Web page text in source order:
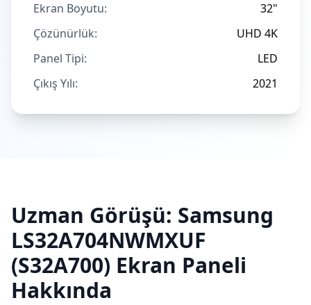
Ekran Boyutu:
32"
Çözünürlük:
UHD 4K
Panel Tipi:
LED
Çıkış Yılı:
2021
Uzman Görüşü: Samsung
LS32A704NWMXUF
(S32A700) Ekran Paneli
Hakkında